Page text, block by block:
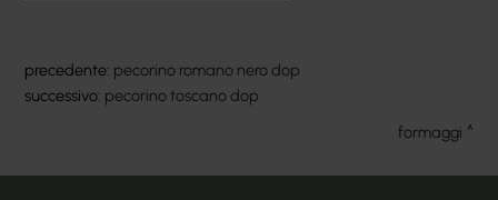
precedente: pecorino romano nero dop
successivo: pecorino toscano dop
formaggi